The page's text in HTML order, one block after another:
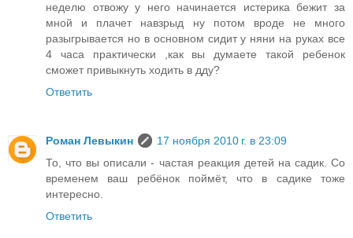
неделю отвожу у него начинается истерика бежит за
мной и плачет навзрыд ну потом вроде не много
разыгрывается но в основном сидит у няни на руках все
4 часа практически ,как вы думаете такой ребенок
сможет привыкнуть ходить в дду?
Ответить
Роман Левыкин
17 ноября 2010 г. в 23:09
То, что вы описали - частая реакция детей на садик. Со
временем ваш ребёнок поймёт, что в садике тоже
интересно.
Ответить